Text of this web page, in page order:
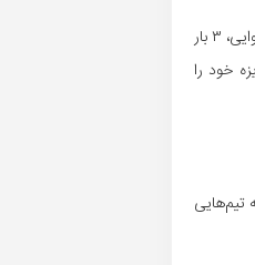
ستاره ایرانی ریو آوه پس از درخشش مقابل موریرنسی و عملکردی که با ۴ برتری در دوئل‌های زمینی، ۴ برتری در نبردهای هوایی، ۳ بار
خود را
تیم‌هایی